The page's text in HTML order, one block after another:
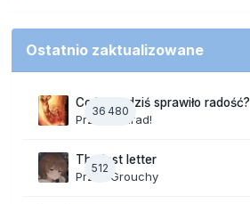
Ostatnio zaktualizowane
36 480
Co Wam dziś sprawiło radość?
Przez Konrad!
512
The last letter
Przez Grouchy